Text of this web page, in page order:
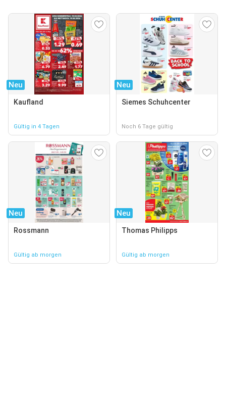
Neu
Kaufland
Gültig in 4 Tagen
Neu
Siemes Schuhcenter
Noch 6 Tage gültig
Neu
Rossmann
Gültig ab morgen
Neu
Thomas Philipps
Gültig ab morgen